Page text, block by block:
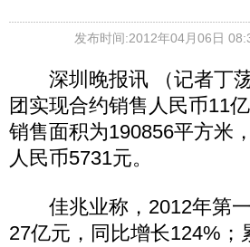
发布时间:2012年04月06日
深圳晚报讯 （记者丁荡
团实现合约销售人民币11
销售面积为190856平方米
人民币5731元。
佳兆业称，2012年第一
27亿元，同比增长124%